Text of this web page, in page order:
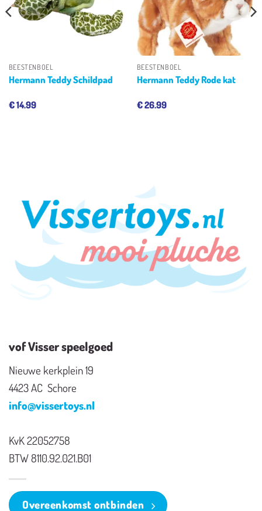
BEESTENBOEL
Hermann Teddy Schildpad
€14.99
BEESTENBOEL
Hermann Teddy Rode kat
€26.99
vof Visser speelgoed
Nieuwe kerkplein 19
4423 AC Schore
info@vissertoys.nl
KvK 22052758
BTW 8110.92.021.B01
Overeenkomst ontbinden